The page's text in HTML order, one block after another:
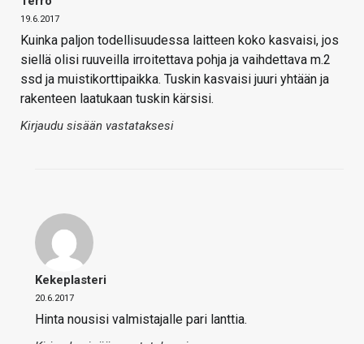
19.6.2017
Kuinka paljon todellisuudessa laitteen koko kasvaisi, jos
siellä olisi ruuveilla irroitettava pohja ja vaihdettava m.2
ssd ja muistikorttipaikka. Tuskin kasvaisi juuri yhtään ja
rakenteen laatukaan tuskin kärsisi.
Kirjaudu sisään vastataksesi
Kekeplasteri
20.6.2017
Hinta nousisi valmistajalle pari lanttia.